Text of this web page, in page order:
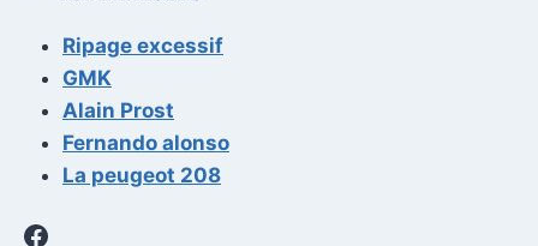
Ripage excessif
GMK
Alain Prost
Fernando alonso
La peugeot 208
Facebook